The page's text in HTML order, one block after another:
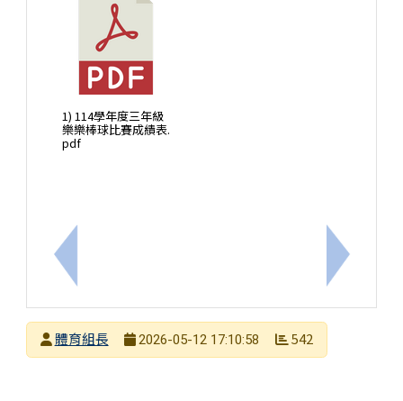
上一筆：急件)115年度教職員工急救教育研習數位
1) 114學年度三年級
樂樂棒球比賽成績表.
pdf
下一筆：
發布者
體育組長
2026-05-12 17:10:58 542